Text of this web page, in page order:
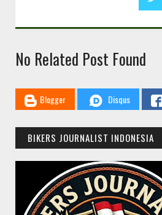
No Related Post Found
Blogger Disqus
BIKERS JOURNALIST INDONESIA